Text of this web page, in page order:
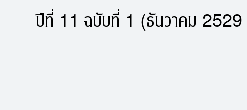
ปีที่ 11 ฉบับที่ 1 (ธันวาคม